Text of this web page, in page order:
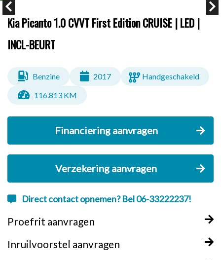
Kia Picanto 1.0 CVVT First Edition CRUISE | LED |
INCL-BEURT
Benzine 2017
Handgeschakeld
116.813 KM
Financiering aanvragen
Verzekering aanvragen
Direct contact opnemen? Bel 06-33222237!
Proefrit aanvragen
Inruilvoorstel aanvragen